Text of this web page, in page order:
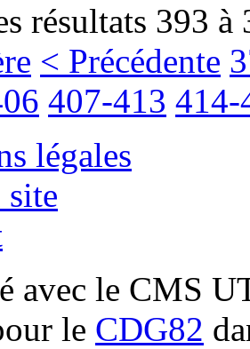
résultats 393 à
< Précédente
407-413 414-
légales
site
avec le CMS
le CDG82